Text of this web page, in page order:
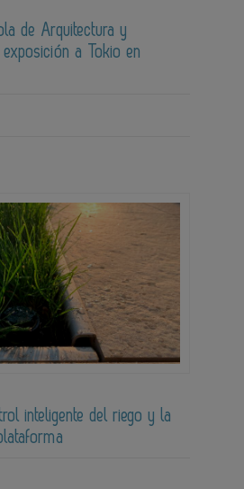
de Arquitectura y
a Tokio en
inteligente del riego y la